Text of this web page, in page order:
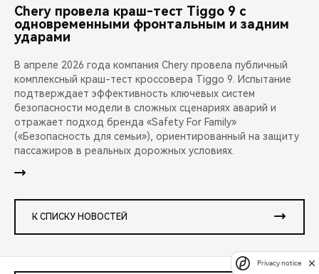
Chery провела краш-тест Tiggo 9 с
одновременными фронтальным и задним
ударами
В апреле 2026 года компания Chery провела публичный
комплексный краш-тест кроссовера Tiggo 9. Испытание
подтверждает эффективность ключевых систем
безопасности модели в сложных сценариях аварий и
отражает подход бренда «Safety For Family»
(«Безопасность для семьи»), ориентированный на защиту
пассажиров в реальных дорожных условиях.
К СПИСКУ НОВОСТЕЙ
Privacy notice